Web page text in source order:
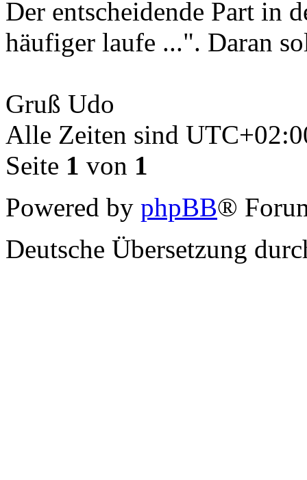
Der entscheidende Part in
häufiger laufe ...". Daran
Gruß Udo
Alle Zeiten sind
Seite 1 von 1
Powered by phpBB®
Deutsche Übersetzung